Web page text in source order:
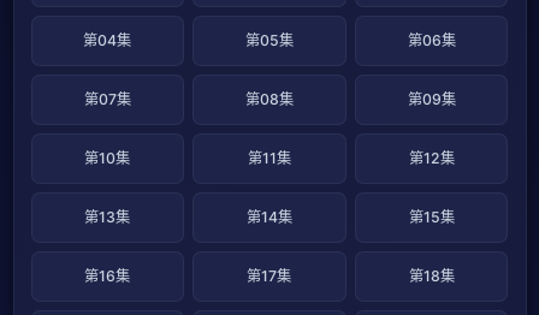
第04集 第05集 第06集
第07集 第08集 第09集
第10集 第11集 第12集
第13集 第14集 第15集
第16集 第17集 第18集